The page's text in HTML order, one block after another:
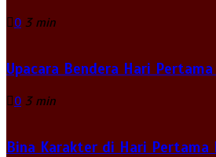
0 3 min
Upacara Bendera Hari Pertama
0 3 min
Bina Karakter di Hari Pertama